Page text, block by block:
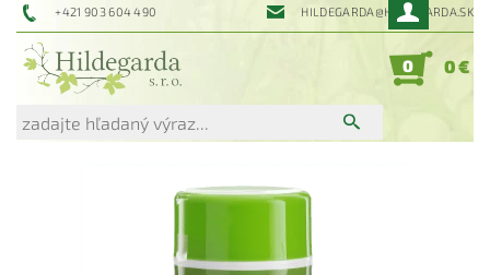
+421 903 604 490 HILDEGARDA@HILDEGARDA.SK
0 0 €